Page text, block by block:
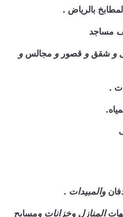
بالرياض .
مساجد
و شقق و قصور و مجالس و
.
.
والمبيدات .
المنازل وخزانات ومسابح